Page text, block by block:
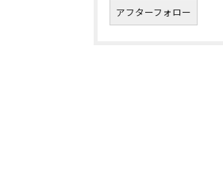
アフターフォロー